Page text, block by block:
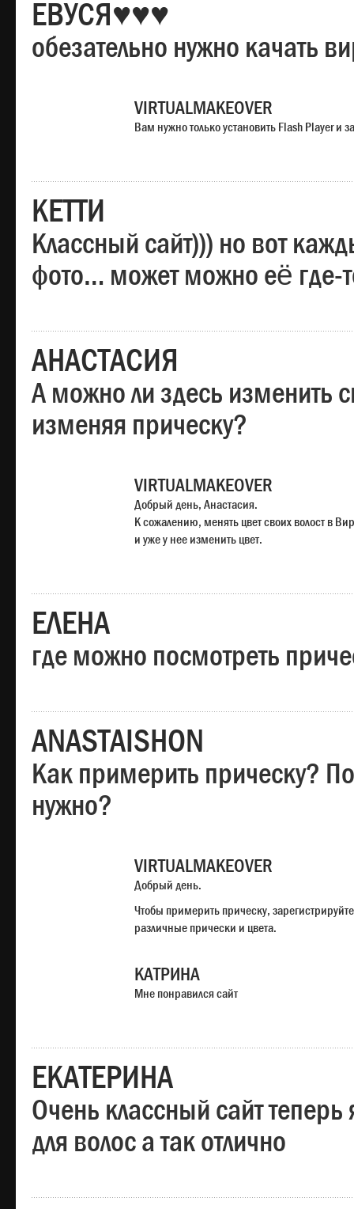
ЕВУСЯ♥♥♥
обезательно нужно качать
VIRTUALMAKEOVER
Вам нужно только установить Flash Player и
КЕТТИ
Классный сайт))) но вот
фото… может можно её где-
АНАСТАСИЯ
А можно ли здесь изменить
изменяя прическу?
VIRTUALMAKEOVER
Добрый день, Анастасия.
К сожалению, менять цвет своих волост в
и уже у нее изменить цвет.
ЕЛЕНА
где можно посмотреть
ANASTAISHON
Как примерить прическу?
нужно?
VIRTUALMAKEOVER
Добрый день.
Чтобы примерить прическу,
различные прически и цвета.
КАТРИНА
Мне понравился сайт
ЕКАТЕРИНА
Очень классный сайт теперь
для волос а так отлично